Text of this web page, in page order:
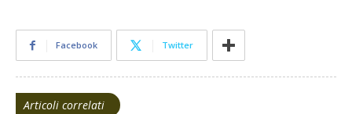
Facebook Twitter
Articoli correlati